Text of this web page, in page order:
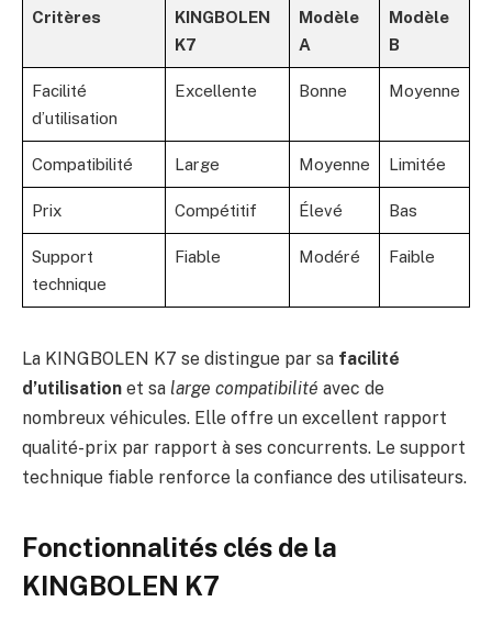
Critères
KINGBOLEN
K7
Modèle
A
Modèle
B
Facilité
d’utilisation
Excellente Bonne Moyenne
Compatibilité Large Moyenne Limitée
Prix Compétitif Élevé Bas
Support
technique
Fiable Modéré Faible
La KINGBOLEN K7 se distingue par sa facilité
d’utilisation et sa large compatibilité avec de
nombreux véhicules. Elle offre un excellent rapport
qualité-prix par rapport à ses concurrents. Le support
technique fiable renforce la confiance des utilisateurs.
Fonctionnalités clés de la
KINGBOLEN K7